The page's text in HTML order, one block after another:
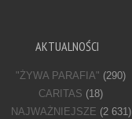
AKTUALNOŚCI
"ŻYWA PARAFIA" (290)
CARITAS (18)
NAJWAŻNIEJSZE (2 631)